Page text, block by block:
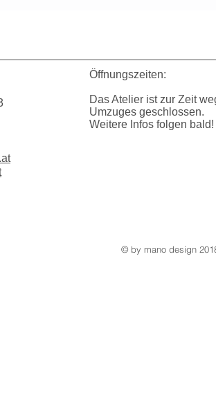
Öffnungszeiten:
Das Atelier ist zur Zeit
Umzuges geschlossen.
Weitere Infos folgen bald!
© by mano design